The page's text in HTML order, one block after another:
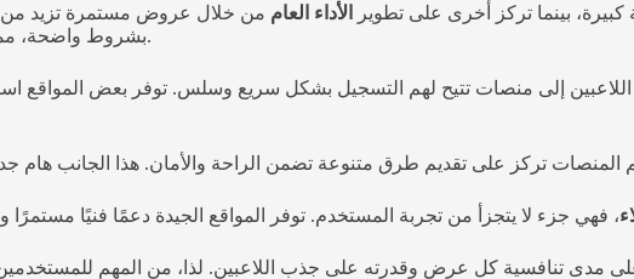
بينما تركز أخرى على تطوير الأداء العام من خلال عروض مستمرة تزيد من
بشروط واضحة، مما يساعد اللاعبين على فهم كيفية الاستفادة منها.
إلى منصات تتيح لهم التسجيل بشكل سريع وسلس. توفر بعض المواقع